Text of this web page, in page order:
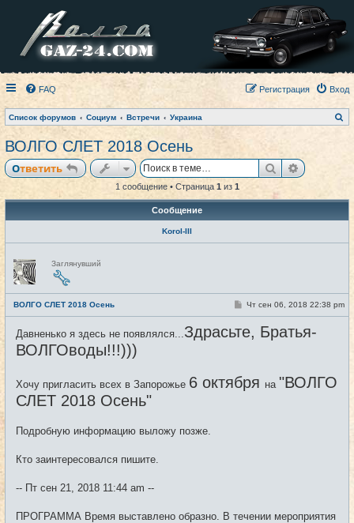
FAQ Вход
Регистрация
Список форумов Социум Встречи Украина
о
ВОЛГО СЛЕТ 2018 Осень
Ответить Поиск
1 сообщение • Страница 1из 1
Сообщение
Korol-III
Н
е
в
с
е
т
и
Заглянувший
ВОЛГО СЛЕТ 2018 Осень #1
С
б
е
Чт сен 06, 2018 22:38 pm
Давненько я здесь не появлялся... Здрасьте, Братья-
ВОЛГОводы!!!)))
Хочу пригласить всех в Запорожье 6 октября на "ВОЛГО
СЛЕТ 2018 Осень"
Подробную информацию выложу позже.
Кто заинтересовался пишите.
-- Пт сен 21, 2018 11:44 am --
ПРОГРАММА Время выставлено образно. В течении мероприятия